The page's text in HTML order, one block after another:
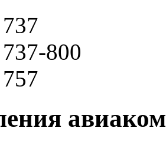
800